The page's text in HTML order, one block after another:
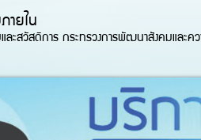
ายใน
ะสวัสดิการ กระทรวงการพัฒนาสังคมและค